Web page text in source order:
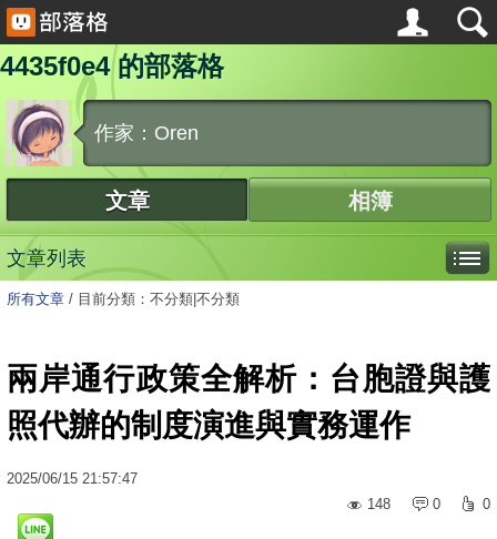
4435f0e4 的部落格
作家：Oren
文章 相簿
文章列表
所有文章 / 目前分類：不分類|不分類
兩岸通行政策全解析：台胞證與護
照代辦的制度演進與實務運作
2025/06/15 21:57:47
148
0 0